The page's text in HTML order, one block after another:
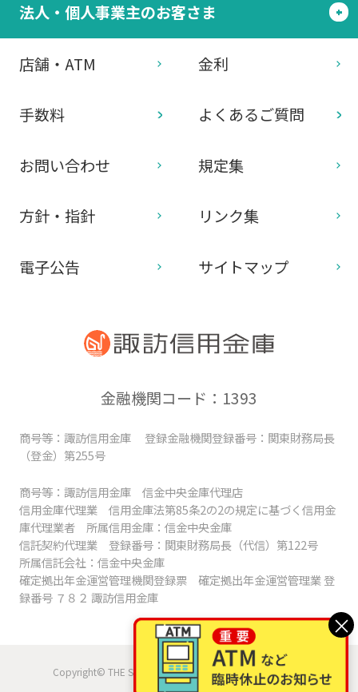
法人・個人事業主のお客さま
店舗・ATM 金利
手数料 よくあるご質問
お問い合わせ 規定集
方針・指針 リンク集
電子公告 サイトマップ
金融機関コード：1393
商号等：諏訪信用金庫 登録金融機関登録番号：関東財務局長
（登金）第255号
商号等：諏訪信用金庫 信金中央金庫代理店
信用金庫代理業 信用金庫法第85条2の2の規定に基づく信用金
庫代理業者 所属信用金庫：信金中央金庫
信託契約代理業 登録番号：関東財務局長（代信）第122号
所属信託会社：信金中央金庫
確定拠出年金運営管理機関登録票 確定拠出年金運営管理業 登
録番号 ７８２ 諏訪信用金庫
Copyright© THE SUWA SHINKIN BANK, All Rights Reserved.
×